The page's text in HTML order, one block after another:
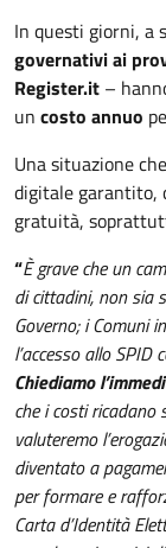
In questi giorni, a
governativi ai
Register.it –
un costo annuo
Una situazione
digitale garantito,
gratuità,
“È grave che un
di cittadini, non sia
Governo; i Comuni
l’accesso allo
Chiediamo
che i costi ricadano
valuteremo
diventato a
per formare e
Carta d’Identità